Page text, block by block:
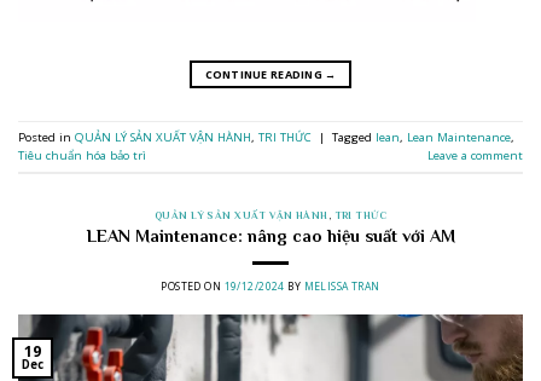
CONTINUE READING →
Posted in QUẢN LÝ SẢN XUẤT VẬN HÀNH, TRI THỨC | Tagged lean, Lean Maintenance,
Tiêu chuẩn hóa bảo trì
Leave a comment
QUẢN LÝ SẢN XUẤT VẬN HÀNH TRI THỨC
LEAN Maintenance: nâng cao hiệu suất với AM
POSTED ON 19/12/2024 BY MELISSA TRAN
19
Dec